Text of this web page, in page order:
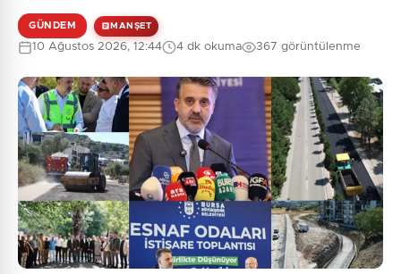
GÜNDEM MANŞET
10 Ağustos 2026, 12:44 4 dk okuma 367 görüntülenme